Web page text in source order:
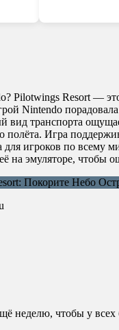
Pilotwings Resort —
Nintendo
вид транспорта
полёта. Игра
для игроков по
на эмуляторе, чтобы
неделю, чтобы у